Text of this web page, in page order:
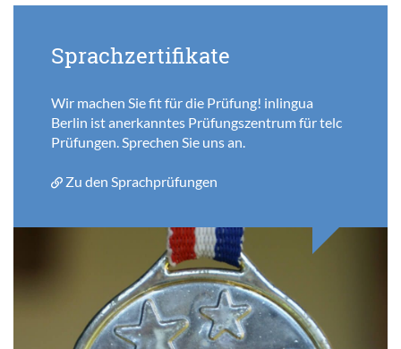
Sprachzertifikate
Wir machen Sie fit für die Prüfung! inlingua
Berlin ist anerkanntes Prüfungszentrum für telc
Prüfungen. Sprechen Sie uns an.
Zu den Sprachprüfungen